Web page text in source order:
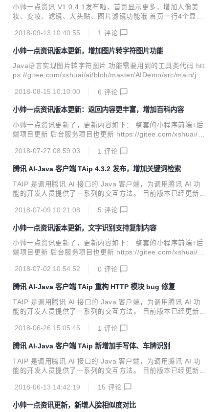
小帅一点资讯 V1.0.4.1发布啦，首页显示更多，增加人像美
妆、变妆、滤镜、大头贴、图片滤镜功能哦 首页一行4个显示
片滤镜功能 操作演示 快速扫描体验
2018-09-13 10:40:55 1 评论
小帅一点资讯版本更新，增加图片转字符图片功能
Java语言实现图片转字符图片 功能需要用到的工具类代码 htt
ps://gitee.com/xshuai/ai/blob/master/AIDemo/src/main/jav
e.com/xshuai/ai/blob/master/AIDemo/src/main/java/com/x
blob/master/AIDemo/src/main/java/com/xs/util/...
2018-08-15 10:10:00 6 评论
小帅一点资讯版本更新：返回内容更丰富，增加百科内容
小帅一点资讯更新了，更新内容如下： 整套的小程序前端+后
端项目更新 后台服务项目也更新 https://gitee.com/xshuai/xa
2018-07-27 08:59:03
1 评论
腾讯 AI-Java 客户端 TAip 4.3.2 发布，增加关键词检索
TAIP 是调用腾讯 AI 接口的 Java 客户端，为调用腾讯 AI 功
能的开发人员提供了一系列的交互方法。 目前版本已经更新至
检索接口 优图手写OCR接口。方法支持图片URL识别 Java J
me</groupId> <artifactId>taip</artifactId> <version
>4.3.2</version> </dependency> 全部特性 【face人脸识
别】 人脸检测与分析、多...
2018-07-09 10:21:08 5 评论
小帅一点资讯版本更新，文字识别支持复制内容
小帅一点资讯更新了，更新内容如下： 整套的小程序前端+后
端项目更新 后台服务项目也更新 https://gitee.com/xshuai/xa
微信扫一扫
2018-07-02 10:54:52 0 评论
腾讯 AI-Java 客户端 TAip 重构 HTTP 模块 bug 修复
TAIP 是调用腾讯 AI 接口的 Java 客户端，为调用腾讯 AI 功
能的开发人员提供了一系列的交互方法。 目前版本已经更新至
代码重构、删除之前的HttpUtil代码，废弃一些暂时不用使用
一些限制，接口无法正常使用image_url参数) Java JDK 1.7+
Maven引入 <dependency> <groupId>cn.xsshome</gro
upId> <artifactId>taip</artifactI...
2018-06-26 15:05:45 1 评论
腾讯 AI-Java 客户端 TAip 新增加手写体、车牌识别
TAIP 是调用腾讯 AI 接口的 Java 客户端，为调用腾讯 AI 功
能的开发人员提供了一系列的交互方法。 目前版本已经更新至
块新增手写体识别、车牌识别 public class Sample { //设
D = "你的 App ID"; public static final String APP_KE
2018-06-13 14:42:19 15 评论
小帅一点资讯更新，新增人脸相似度对比